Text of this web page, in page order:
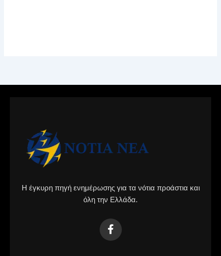
Η έγκυρη πηγή ενημέρωσης για τα νότια προάστια και
όλη την Ελλάδα.